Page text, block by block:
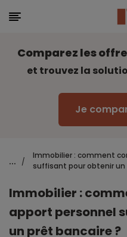
Comparez les
et trouvez la
Je
... /
Immobilier : comment
suffisant pour obtenir un
Immobilier :
apport personnel
un prêt bancaire ?